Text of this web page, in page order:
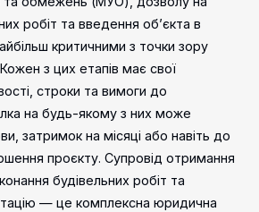
робіт та введення об’єкта в
критичними з точки зору
з цих етапів має свої
строки та вимоги до
на будь-якому з них може
затримок на місяці або навіть до
проєкту. Супровід отримання
будівельних робіт та
— це комплексна юридична